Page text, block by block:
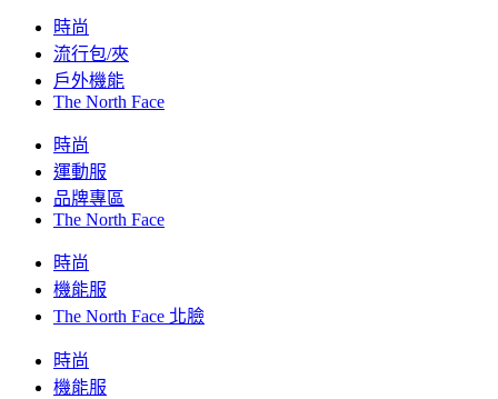
時尚
流行包/夾
戶外機能
The North Face
時尚
運動服
品牌專區
The North Face
時尚
機能服
The North Face 北臉
時尚
機能服